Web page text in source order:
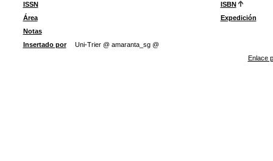
ISSN
ISBN
Área
Expedición
Notas
Insertado por
Uni-Trier @ amaranta_sg @
Enlace